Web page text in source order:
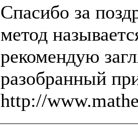
Спасибо за
метод
рекомендую
разобранный